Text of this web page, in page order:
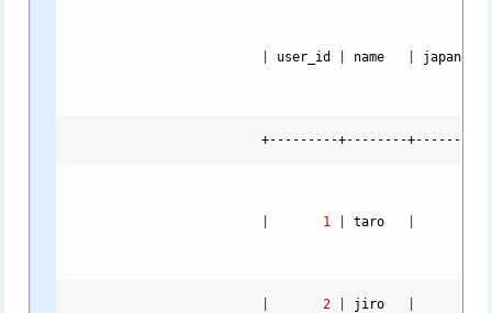
user_id name japanese
+---------+--------
1 taro
2 jiro